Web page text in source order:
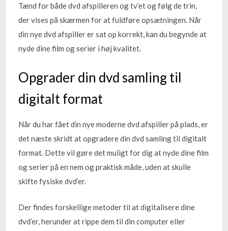
Tænd for både dvd afspilleren og tv’et og følg de trin,
der vises på skærmen for at fuldføre opsætningen. Når
din nye dvd afspiller er sat op korrekt, kan du begynde at
nyde dine film og serier i høj kvalitet.
Opgrader din dvd samling til
digitalt format
Når du har fået din nye moderne dvd afspiller på plads, er
det næste skridt at opgradere din dvd samling til digitalt
format. Dette vil gøre det muligt for dig at nyde dine film
og serier på en nem og praktisk måde, uden at skulle
skifte fysiske dvd’er.
Der findes forskellige metoder til at digitalisere dine
dvd’er, herunder at rippe dem til din computer eller